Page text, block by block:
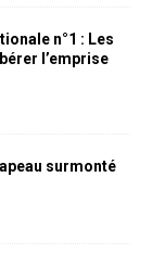
n°1 : Les
l’emprise
surmonté